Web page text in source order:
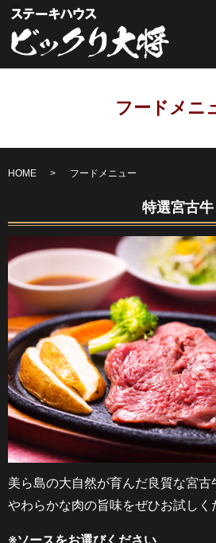
フードメニ
HOME フードメニュー
特選宮古牛
美ら島の大自然が育んだ良質な宮古
やわらかな肉の旨味をぜひお試しく